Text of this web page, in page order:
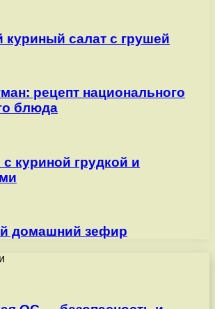
куриный салат с грушей
рецепт национального
блюда
куриной грудкой и
домашний зефир